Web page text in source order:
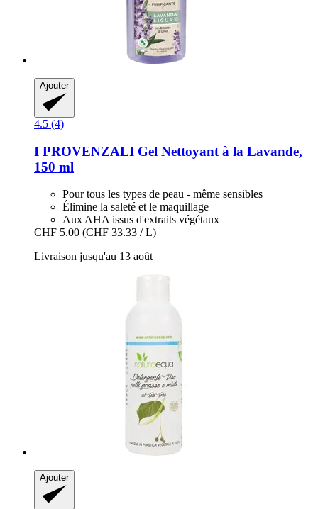
Ajouter
4.5 (4)
I PROVENZALI Gel Nettoyant à la Lavande,
150 ml
Pour tous les types de peau - même sensibles
Élimine la saleté et le maquillage
Aux AHA issus d'extraits végétaux
CHF 5.00 (CHF 33.33 / L)
Livraison jusqu'au 13 août
Ajouter